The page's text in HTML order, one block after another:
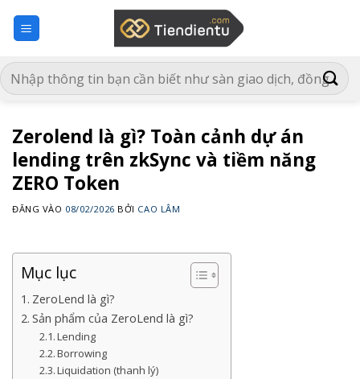
qua
dung
Zerolend là gì? Toàn cảnh dự án
lending trên zkSync và tiềm năng
ZERO Token
ĐĂNG VÀO 08/02/2026 BỞI CAO LÂM
Mục lục
ZeroLend là gì?
Sản phẩm của ZeroLend là gì?
Lending
Borrowing
Liquidation (thanh lý)